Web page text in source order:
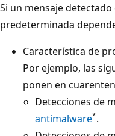
Si un mensaje
predeterminada
Característica de
Por ejemplo, las
ponen en
Detecciones de
antimalware*.